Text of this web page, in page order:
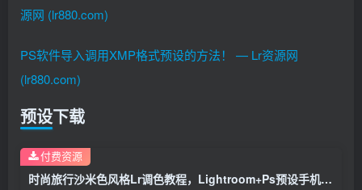
源网 (lr880.com)
PS软件导入调用XMP格式预设的方法！ — Lr资源网
(lr880.com)
预设下载
时尚旅行沙米色风格Lr调色教程，Lightroom+Ps预设手机滤镜下载！
付费资源